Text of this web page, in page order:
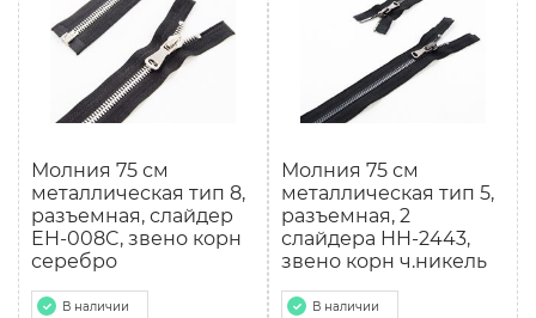
Молния 75 см
мeталлическая тип 8,
разъемная, слайдер
EH-008C, звено корн
серебро
В наличии
Молния 75 см
мeталлическая тип 5,
разъемная, 2
слайдера HH-2443,
звено корн ч.никель
В наличии